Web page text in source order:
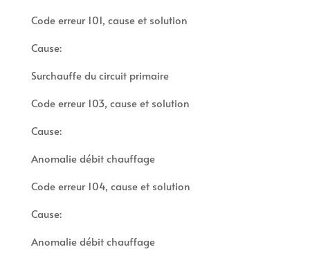
Code erreur 101, cause et solution
Cause:
Surchauffe du circuit primaire
Code erreur 103, cause et solution
Cause:
Anomalie débit chauffage
Code erreur 104, cause et solution
Cause:
Anomalie débit chauffage